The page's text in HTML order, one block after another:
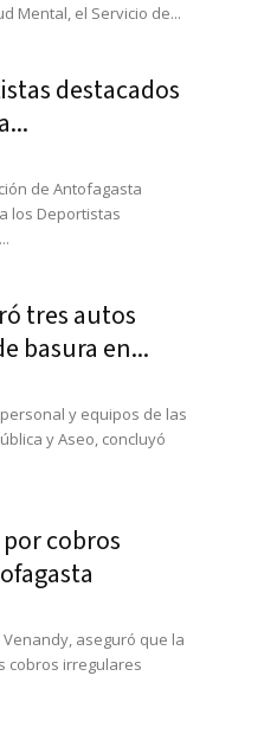
Mental, el Servicio de...
destacados
de Antofagasta
los Deportistas
tres autos
basura en...
y equipos de las
y Aseo, concluyó
cobros
aseguró que la
cobros irregulares